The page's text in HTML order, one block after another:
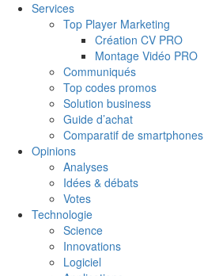
Services
Top Player Marketing
Création CV PRO
Montage Vidéo PRO
Communiqués
Top codes promos
Solution business
Guide d’achat
Comparatif de smartphones
Opinions
Analyses
Idées & débats
Votes
Technologie
Science
Innovations
Logiciel